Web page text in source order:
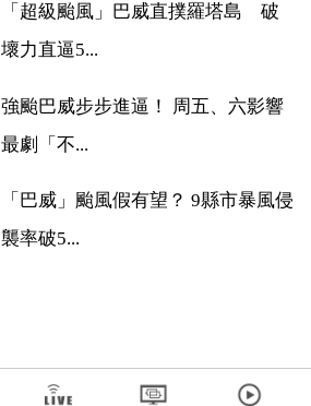
「超級颱風」巴威直撲羅塔島 破
壞力直逼5...
強颱巴威步步進逼！ 周五、六影響
最劇「不...
「巴威」颱風假有望？ 9縣市暴風侵
襲率破5...